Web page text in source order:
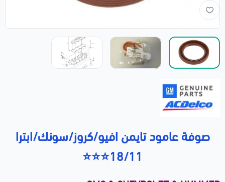
صوفة عامود تايمن افيو/كروز/سونك/ابترا
18/11⭐⭐⭐